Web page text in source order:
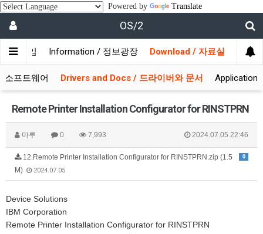
Powered by Translate
OS/2
자모임 Information / 정보광장 Download / 자료실
소프트웨어 Drivers and Docs / 드라이버와 문서
Remote Printer Installation Configurator for RINSTPRN
마루 0 7,993 2024.07.05 22:46
0
12.Remote Printer Installation Configurator for RINSTPRN.zip (1.5
M)
2024.07.05
Device Solutions
IBM Corporation
Remote Printer Installation Configurator for RINSTPRN